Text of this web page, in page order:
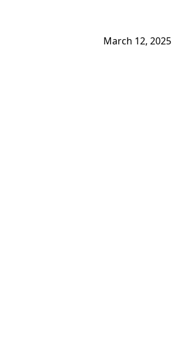
March 12, 2025